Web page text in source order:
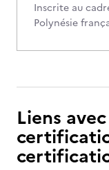
Inscrite au
Polynésie
Liens